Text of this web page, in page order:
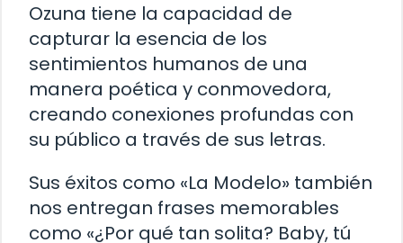
Ozuna tiene la capacidad de
capturar la esencia de los
sentimientos humanos de una
manera poética y conmovedora,
creando conexiones profundas con
su público a través de sus letras.
Sus éxitos como «La Modelo» también
nos entregan frases memorables
como «¿Por qué tan solita? Baby, tú